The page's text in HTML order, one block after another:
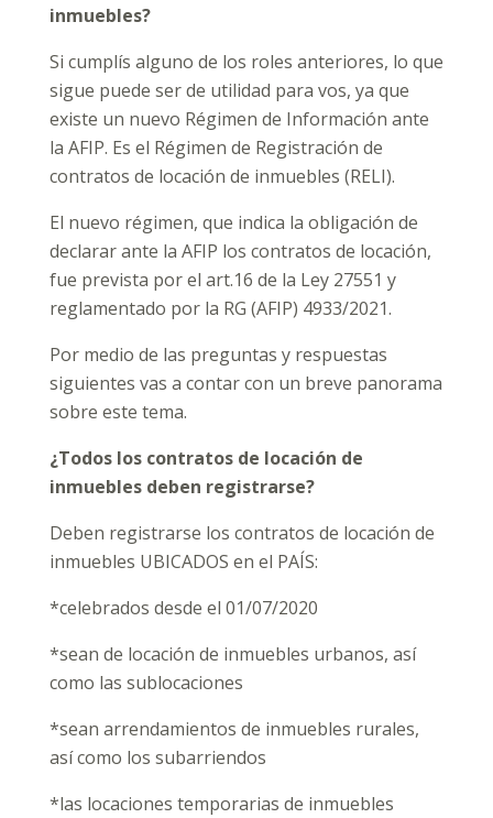
inmuebles?
Si cumplís alguno de los roles anteriores, lo que
sigue puede ser de utilidad para vos, ya que
existe un nuevo Régimen de Información ante
la AFIP. Es el Régimen de Registración de
contratos de locación de inmuebles (RELI).
El nuevo régimen, que indica la obligación de
declarar ante la AFIP los contratos de locación,
fue prevista por el art.16 de la Ley 27551 y
reglamentado por la RG (AFIP) 4933/2021.
Por medio de las preguntas y respuestas
siguientes vas a contar con un breve panorama
sobre este tema.
¿Todos los contratos de locación de
inmuebles deben registrarse?
Deben registrarse los contratos de locación de
inmuebles UBICADOS en el PAÍS:
*celebrados desde el 01/07/2020
*sean de locación de inmuebles urbanos, así
como las sublocaciones
*sean arrendamientos de inmuebles rurales,
así como los subarriendos
*las locaciones temporarias de inmuebles